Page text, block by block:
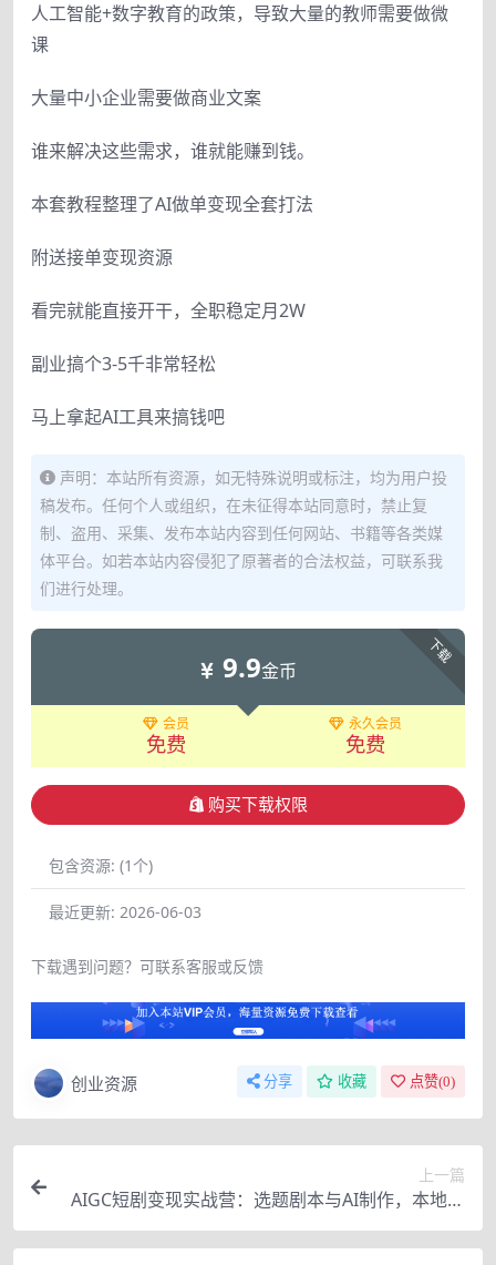
人工智能+数字教育的政策，导致大量的教师需要做微
课
大量中小企业需要做商业文案
谁来解决这些需求，谁就能赚到钱。
本套教程整理了AI做单变现全套打法
附送接单变现资源
看完就能直接开干，全职稳定月2W
副业搞个3-5千非常轻松
马上拿起AI工具来搞钱吧
声明：本站所有资源，如无特殊说明或标注，均为用户投
稿发布。任何个人或组织，在未征得本站同意时，禁止复
制、盗用、采集、发布本站内容到任何网站、书籍等各类媒
体平台。如若本站内容侵犯了原著者的合法权益，可联系我
们进行处理。
下载
9.9金币
会员
免费
永久会员
免费
购买下载权限
包含资源: (1个)
最近更新: 2026-06-03
下载遇到问题？可联系客服或反馈
创业资源 分享 收藏 点赞(0)
上一篇
AIGC短剧变现实战营：选题剧本与AI制作，本地线
上双方案落地爆款短剧副业